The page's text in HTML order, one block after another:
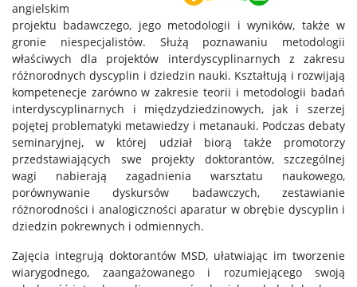
Mapa strony
angielskim
projektu badawczego, jego metodologii i wyników, także w
gronie niespecjalistów. Służą poznawaniu metodologii
właściwych dla projektów interdyscyplinarnych z zakresu
różnorodnych dyscyplin i dziedzin nauki. Kształtują i rozwijają
kompetenecje zarówno w zakresie teorii i metodologii badań
interdyscyplinarnych i międzydziedzinowych, jak i szerzej
pojętej problematyki metawiedzy i metanauki. Podczas debaty
seminaryjnej, w której udział biorą także promotorzy
przedstawiających swe projekty doktorantów, szczególnej
wagi nabierają zagadnienia warsztatu naukowego,
porównywanie dyskursów badawczych, zestawianie
różnorodności i analogiczności aparatur w obrębie dyscyplin i
dziedzin pokrewnych i odmiennych.
Zajęcia integrują doktorantów MSD, ułatwiając im tworzenie
wiarygodnego, zaangażowanego i rozumiejącego swoją